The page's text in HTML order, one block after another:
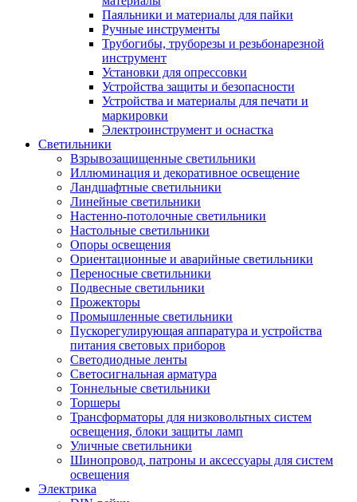
Паяльники и материалы для пайки
Ручные инструменты
Трубогибы, труборезы и резьбонарезной
инструмент
Установки для опрессовки
Устройства защиты и безопасности
Устройства и материалы для печати и
маркировки
Электроинструмент и оснастка
Светильники
Взрывозащищенные светильники
Иллюминация и декоративное освещение
Ландшафтные светильники
Линейные светильники
Настенно-потолочные светильники
Настольные светильники
Опоры освещения
Ориентационные и аварийные светильники
Переносные светильники
Подвесные светильники
Прожекторы
Промышленные светильники
Пускорегулирующая аппаратура и устройства
питания световых приборов
Светодиодные ленты
Светосигнальная арматура
Тоннельные светильники
Торшеры
Трансформаторы для низковольтных систем
освещения, блоки защиты ламп
Уличные светильники
Шинопровод, патроны и аксессуары для систем
освещения
Электрика